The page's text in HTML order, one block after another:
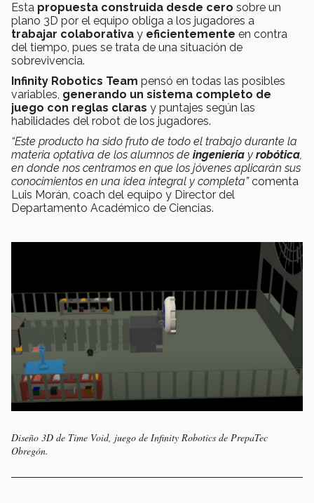
Esta propuesta construida desde cero sobre un
plano 3D por el equipo obliga a los jugadores a
trabajar colaborativa y eficientemente en contra
del tiempo, pues se trata de una situación de
sobrevivencia.
Infinity Robotics Team pensó en todas las posibles
variables, generando un sistema completo de
juego con reglas claras y puntajes según las
habilidades del robot de los jugadores.
“Este producto ha sido fruto de todo el trabajo durante la
materia optativa de los alumnos de ingeniería y robótica,
en donde nos centramos en que los jóvenes aplicarán sus
conocimientos en una idea integral y completa”comenta
Luis Morán, coach del equipo y Director del
Departamento Académico de Ciencias.
Diseño 3D de Time Void, juego de Infinity Robotics de PrepaTec
Obregón.